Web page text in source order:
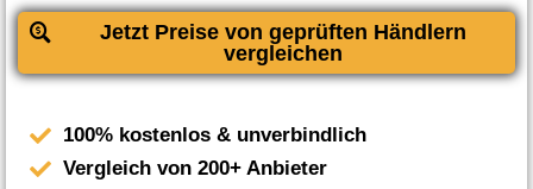
Jetzt Preise von geprüften Händlern
vergleichen
100% kostenlos & unverbindlich
Vergleich von 200+ Anbieter